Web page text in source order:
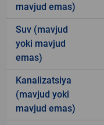
mavjud emas)
Suv (mavjud
yoki mavjud
emas)
Kanalizatsiya
(mavjud yoki
mavjud emas)